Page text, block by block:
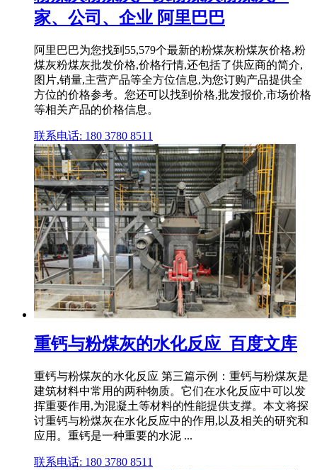
家、公司、企业 阿里巴巴
阿里巴巴为您找到55,579个最新的粉煤灰粉煤灰价格,粉
煤灰粉煤灰批发价格,价格行情,还包括了供应商的简介,
图片,销量,主营产品等全方位信息,为您订购产品提供全
方位的价格参考。您还可以找到价格,批发报价,市场价格
等相关产品的价格信息。
联系电话: 180 3780 8511
重钙与粉煤灰的水化反应_百度文库
重钙与粉煤灰的水化反应 第三篇示例：重钙与粉煤灰是
建筑材料中常用的两种物质。它们在水化反应中可以发
挥重要作用,为混凝土等材料的性能提供支撑。本文将探
讨重钙与粉煤灰在水化反应中的作用,以及相关的研究和
应用。重钙是一种重要的水泥 ...
联系电话: 180 3780 8511